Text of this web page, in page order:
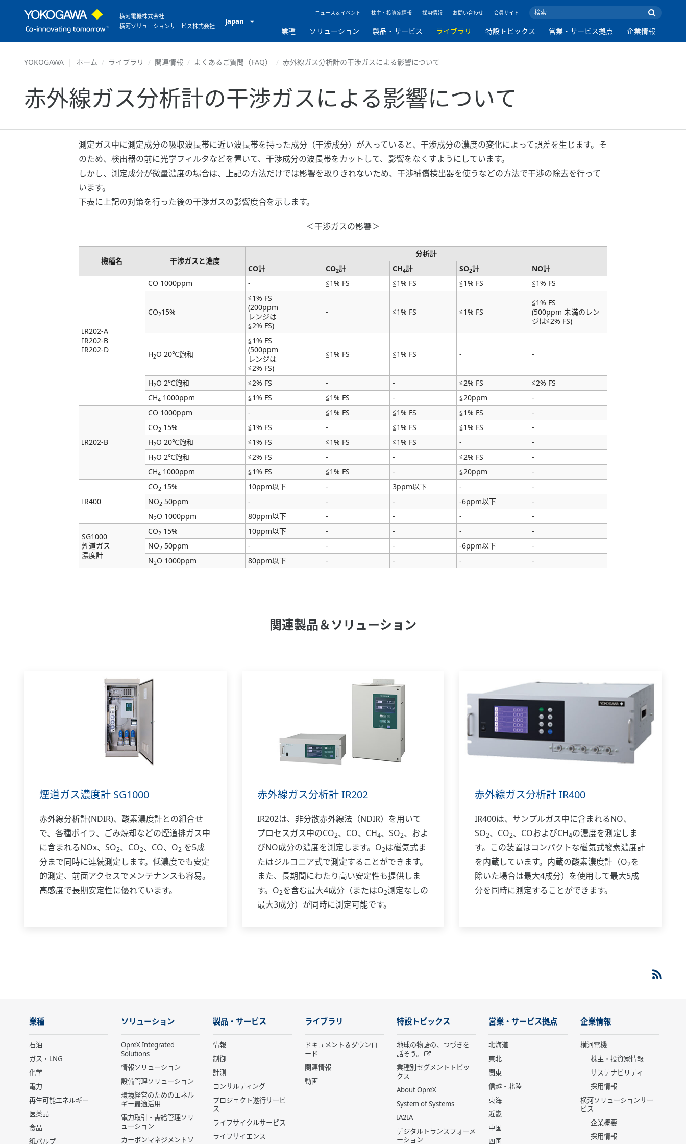
横河電機株式会社
横河ソリューションサービス株式会社
Japan
ニュース＆イベント 株主・投資家情報 採用情報 お問い合わせ 会員サイト
業種 ソリューション 製品・サービス ライブラリ 特設トピックス 営業・サービス拠点 企業情報
YOKOGAWA ホーム ライブラリ 関連情報 よくあるご質問（FAQ） 赤外線ガス分析計の干渉ガスによる影響について
赤外線ガス分析計の干渉ガスによる影響について
測定ガス中に測定成分の吸収波長帯に近い波長帯を持った成分（干渉成分）が入っていると、干渉成分の濃度の変化によって誤差を生じます。そ
のため、検出器の前に光学フィルタなどを置いて、干渉成分の波長帯をカットして、影響をなくすようにしています。
しかし、測定成分が微量濃度の場合は、上記の方法だけでは影響を取りきれないため、干渉補償検出器を使うなどの方法で干渉の除去を行って
います。
下表に上記の対策を行った後の干渉ガスの影響度合を示します。
＜干渉ガスの影響＞
機種名 干渉ガスと濃度
分析計
CO計
CO2計 CH4計 SO2計 NO計
IR202-A
IR202-B
IR202-D
CO 1000ppm - ≦1% FS ≦1% FS ≦1% FS ≦1% FS
CO215%
≦1% FS
(200ppm
レンジは
≦2% FS)
- ≦1% FS ≦1% FS
≦1% FS
(500ppm 未満のレン
ジは≦2% FS)
H2O 20℃飽和
≦1% FS
(500ppm
レンジは
≦2% FS)
≦1% FS ≦1% FS - -
H2O 2℃飽和 ≦2% FS - - ≦2% FS
≦2% FS
CH4 1000ppm ≦1% FS ≦1% FS - ≦20ppm -
IR202-B
CO 1000ppm - ≦1% FS ≦1% FS ≦1% FS
-
CO2 15% ≦1% FS - ≦1% FS ≦1% FS
-
H2O 20℃飽和 ≦1% FS ≦1% FS ≦1% FS -
-
H2O 2℃飽和 ≦2% FS - - ≦2% FS
-
CH4 1000ppm ≦1% FS ≦1% FS - ≦20ppm -
IR400
CO2 15% 10ppm以下 - 3ppm以下 -
-
NO2 50ppm - - - -6ppm以下
-
N2O 1000ppm 80ppm以下 - - - -
SG1000
煙道ガス
濃度計
CO2 15% 10ppm以下 - - -
-
NO2 50ppm - - - -6ppm以下
-
N2O 1000ppm 80ppm以下 - - - -
関連製品＆ソリューション
煙道ガス濃度計 SG1000
赤外線分析計(NDIR)、酸素濃度計との組合せ
で、各種ボイラ、ごみ焼却などの煙道排ガス中
に含まれるNOx、SO2、CO2、CO、O2 を5成
分まで同時に連続測定します。低濃度でも安定
的測定、前面アクセスでメンテナンスも容易。
高感度で長期安定性に優れています。
赤外線ガス分析計 IR202
IR202は、非分散赤外線法（NDIR）を用いて
プロセスガス中のCO2、CO、CH4、SO2、およ
びNO成分の濃度を測定します。O2は磁気式ま
たはジルコニア式で測定することができます。
また、長期間にわたり高い安定性も提供しま
す。O2を含む最大4成分（またはO2測定なしの
最大3成分）が同時に測定可能です。
赤外線ガス分析計 IR400
IR400は、サンプルガス中に含まれるNO、
SO2、CO2、COおよびCH4の濃度を測定しま
す。この装置はコンパクトな磁気式酸素濃度計
を内蔵しています。内蔵の酸素濃度計（O2を
除いた場合は最大4成分）を使用して最大5成
分を同時に測定することができます。
業種
石油
ガス・LNG
化学
電力
再生可能エネルギー
医薬品
食品
紙パルプ
ソリューション
OpreX Integrated
Solutions
情報ソリューション
設備管理ソリューション
環境経営のためのエネル
ギー最適活用
電力取引・需給管理ソリ
ューション
カーボンマネジメントソ
製品・サービス
情報
制御
計測
コンサルティング
プロジェクト遂行サービ
ス
ライフサイクルサービス
ライフサイエンス
ライブラリ
ドキュメント＆ダウンロ
ード
関連情報
動画
特設トピックス
地球の物語の、つづきを
話そう。
業種別セグメントトピッ
クス
About OpreX
System of Systems
IA2IA
デジタルトランスフォーメ
ーション
営業・サービス拠点
北海道
東北
関東
信越・北陸
東海
近畿
中国
四国
企業情報
横河電機
株主・投資家情報
サステナビリティ
採用情報
横河ソリューションサー
ビス
企業概要
採用情報